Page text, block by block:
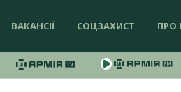
ВАКАНСІЇ СОЦЗАХИСТ ПРО